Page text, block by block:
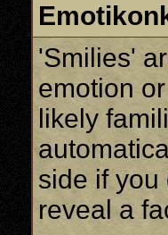
'Smilies'
emotion
likely
side if you
reveal a